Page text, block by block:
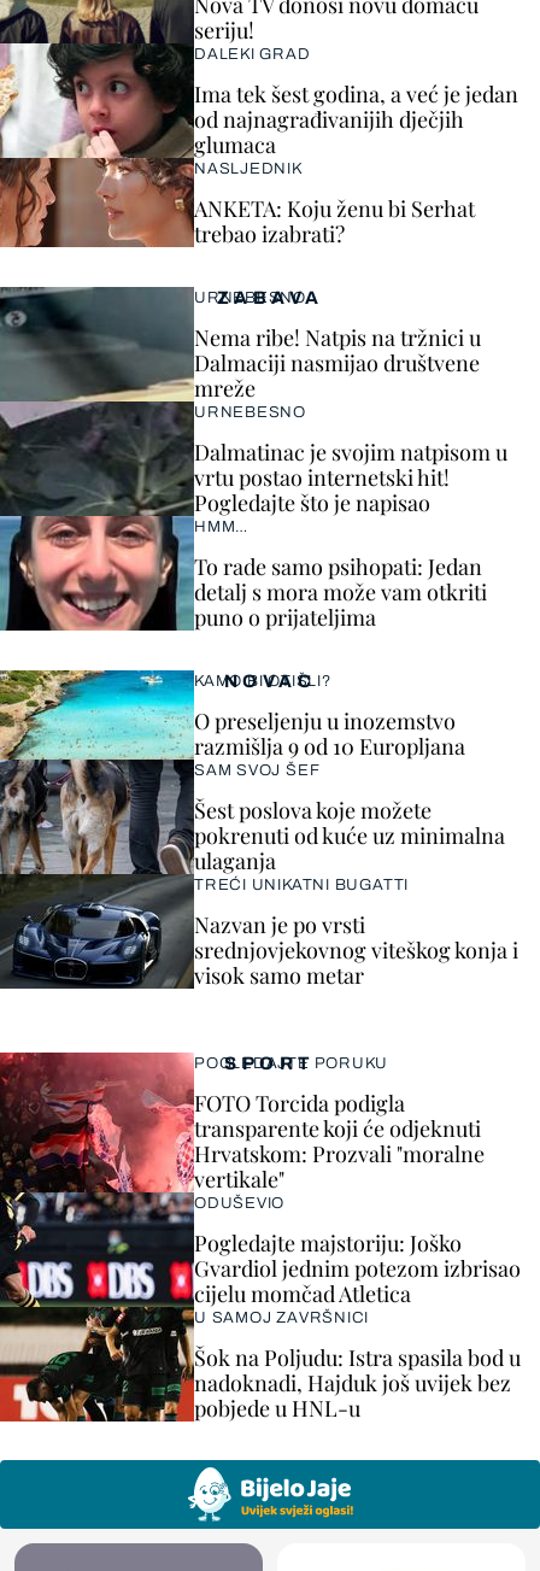
ZABAVA
URNEBESNO
Nema ribe! Natpis na tržnici u
Dalmaciji nasmijao društvene
mreže
URNEBESNO
Dalmatinac je svojim natpisom u
vrtu postao internetski hit!
Pogledajte što je napisao
HMM…
To rade samo psihopati: Jedan
detalj s mora može vam otkriti
puno o prijateljima
SPORT
POGLEDAJTE PORUKU
FOTO Torcida podigla
transparente koji će odjeknuti
Hrvatskom: Prozvali "moralne
vertikale"
ODUŠEVIO
Pogledajte majstoriju: Joško
Gvardiol jednim potezom izbrisao
cijelu momčad Atletica
U SAMOJ ZAVRŠNICI
Šok na Poljudu: Istra spasila bod u
nadoknadi, Hajduk još uvijek bez
pobjede u HNL-u
seriju!
DALEKI GRAD
Ima tek šest godina, a već je jedan
od najnagrađivanijih dječjih
glumaca
NASLJEDNIK
ANKETA: Koju ženu bi Serhat
trebao izabrati?
NOVAC
KAMO BI OTIŠLI?
O preseljenju u inozemstvo
razmišlja 9 od 10 Europljana
SAM SVOJ ŠEF
Šest poslova koje možete
pokrenuti od kuće uz minimalna
ulaganja
TREĆI UNIKATNI BUGATTI
Nazvan je po vrsti
srednjovjekovnog viteškog konja i
visok samo metar